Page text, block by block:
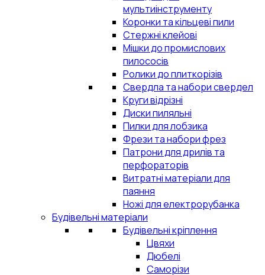
мультиінструменту
Коронки та кільцеві пили
Стержні клейові
Мішки до промислових
пилососів
Ролики до плиткорізів
Свердла та набори свердел
Круги відрізні
Диски пиляльні
Пилки для лобзика
Фрези та набори фрез
Патрони для дрилів та
перфораторів
Витратні матеріали для
паяння
Ножі для електрорубанка
Будівельні матеріали
Будівельні кріплення
Цвяхи
Дюбелі
Саморізи